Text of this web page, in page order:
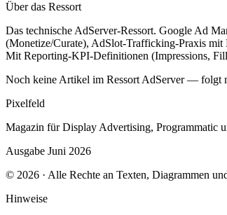
Über das Ressort
Das technische AdServer-Ressort. Google Ad
(Monetize/Curate), AdSlot-Trafficking-Praxis
Mit Reporting-KPI-Definitionen (Impressions,
Noch keine Artikel im Ressort AdServer — folgt
Pixelfeld
Magazin für Display Advertising, Programmatic
Ausgabe Juni 2026
© 2026 · Alle Rechte an Texten, Diagrammen
Hinweise